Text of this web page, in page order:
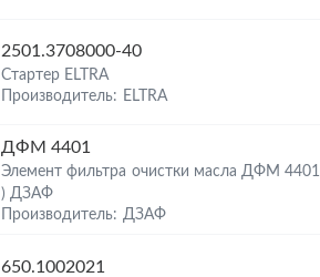
2501.3708000-40
Стартер ELTRA
Производитель: ELTRA
ДФМ 4401
Элемент фильтра очистки масла ДФM 4401
) ДЗАФ
Производитель: ДЗАФ
650.1002021